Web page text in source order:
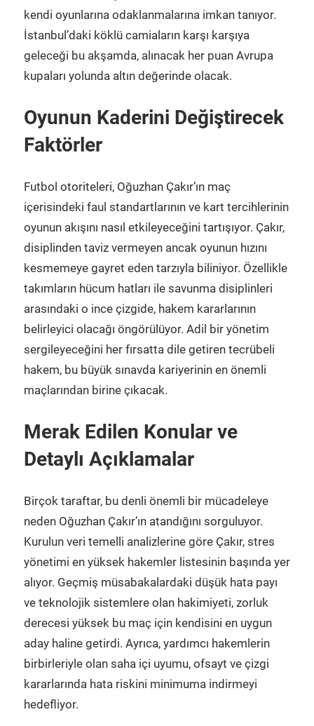
kendi oyunlarına odaklanmalarına imkan tanıyor.
İstanbul’daki köklü camiaların karşı karşıya
geleceği bu akşamda, alınacak her puan Avrupa
kupaları yolunda altın değerinde olacak.
Oyunun Kaderini Değiştirecek
Faktörler
Futbol otoriteleri, Oğuzhan Çakır’ın maç
içerisindeki faul standartlarının ve kart tercihlerinin
oyunun akışını nasıl etkileyeceğini tartışıyor. Çakır,
disiplinden taviz vermeyen ancak oyunun hızını
kesmemeye gayret eden tarzıyla biliniyor. Özellikle
takımların hücum hatları ile savunma disiplinleri
arasındaki o ince çizgide, hakem kararlarının
belirleyici olacağı öngörülüyor. Adil bir yönetim
sergileyeceğini her fırsatta dile getiren tecrübeli
hakem, bu büyük sınavda kariyerinin en önemli
maçlarından birine çıkacak.
Merak Edilen Konular ve
Detaylı Açıklamalar
Birçok taraftar, bu denli önemli bir mücadeleye
neden Oğuzhan Çakır’ın atandığını sorguluyor.
Kurulun veri temelli analizlerine göre Çakır, stres
yönetimi en yüksek hakemler listesinin başında yer
alıyor. Geçmiş müsabakalardaki düşük hata payı
ve teknolojik sistemlere olan hakimiyeti, zorluk
derecesi yüksek bu maç için kendisini en uygun
aday haline getirdi. Ayrıca, yardımcı hakemlerin
birbirleriyle olan saha içi uyumu, ofsayt ve çizgi
kararlarında hata riskini minimuma indirmeyi
hedefliyor.